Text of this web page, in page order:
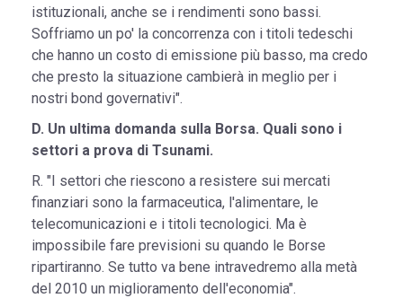
istituzionali, anche se i rendimenti sono bassi.
Soffriamo un po' la concorrenza con i titoli tedeschi
che hanno un costo di emissione più basso, ma credo
che presto la situazione cambierà in meglio per i
nostri bond governativi".
D. Un ultima domanda sulla Borsa. Quali sono i
settori a prova di Tsunami.
R. "I settori che riescono a resistere sui mercati
finanziari sono la farmaceutica, l'alimentare, le
telecomunicazioni e i titoli tecnologici. Ma è
impossibile fare previsioni su quando le Borse
ripartiranno. Se tutto va bene intravedremo alla metà
del 2010 un miglioramento dell'economia".